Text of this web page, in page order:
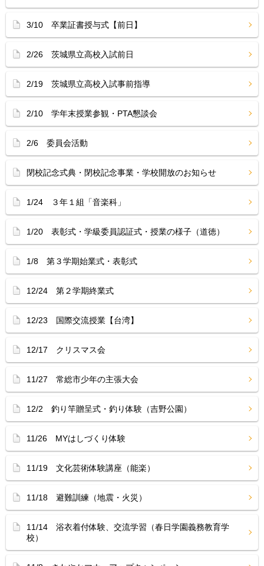
3/10 卒業証書授与式【前日】
2/26 茨城県立高校入試前日
2/19 茨城県立高校入試事前指導
2/10 学年末授業参観・PTA懇談会
2/6 委員会活動
閉校記念式典・閉校記念事業・学校開放のお知らせ
1/24 ３年１組「音楽科」
1/20 表彰式・学級委員認証式・授業の様子（道徳）
1/8 第３学期始業式・表彰式
12/24 第２学期終業式
12/23 国際交流授業【台湾】
12/17 クリスマス会
11/27 常総市少年の主張大会
12/2 釣り竿贈呈式・釣り体験（吉野公園）
11/26 MYはしづくり体験
11/19 文化芸術体験講座（能楽）
11/18 避難訓練（地震・火災）
11/14 浴衣着付体験、交流学習（春日学園義務教育学
校）